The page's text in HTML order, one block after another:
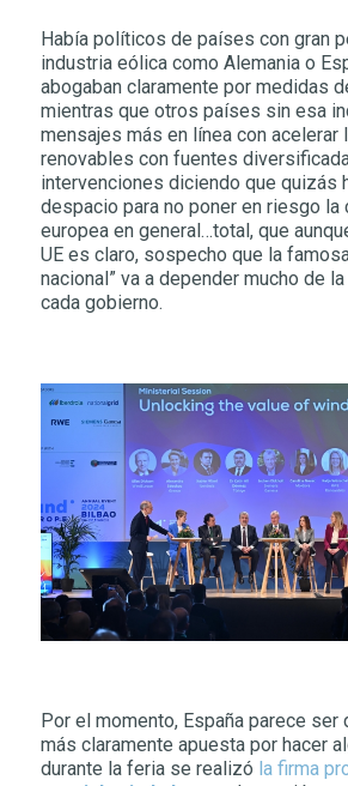
Había políticos de países con gran
industria eólica como Alemania o
abogaban claramente por medidas
mientras que otros países sin esa
mensajes más en línea con acelerar
renovables con fuentes
intervenciones diciendo que quizás
despacio para no poner en riesgo la
europea en general…total, que
UE es claro, sospecho que la
nacional” va a depender mucho de
cada gobierno.
Por el momento, España parece
más claramente apuesta por hacer
durante la feria se realizó la firma